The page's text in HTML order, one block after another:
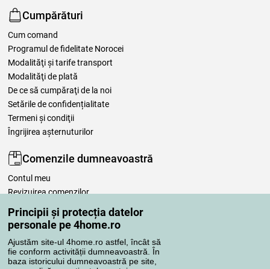
Principii și protecția datelor
personale pe 4home.ro
Ajustăm site-ul 4home.ro astfel, încât să
fie conform activității dumneavoastră. În
baza istoricului dumneavoastră pe site,
Cumpărături
Cum comand
Programul de fidelitate Norocei
Modalităţi şi tarife transport
Modalităţi de plată
De ce să cumpăraţi de la noi
Setările de confidențialitate
Termeni şi condiţii
Îngrijirea așternuturilor
Comenzile dumneavoastră
Contul meu
Revizuirea comenzilor
Reclamaţii
Retragere de la contract
Regulile de procesare a recenziilor
Metode de transport